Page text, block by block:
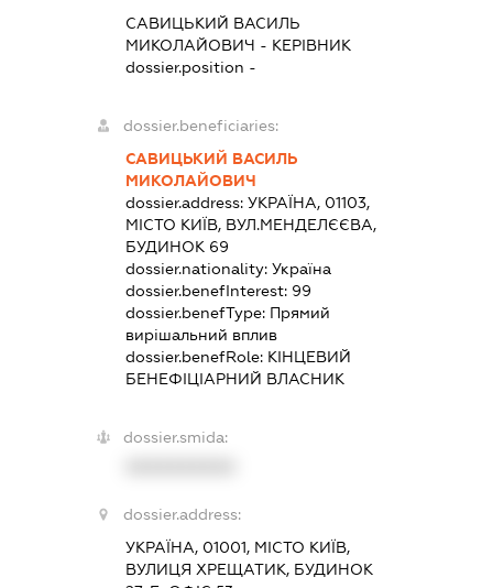
САВИЦЬКИЙ ВАСИЛЬ
МИКОЛАЙОВИЧ - КЕРІВНИК
dossier.position -
dossier.beneficiaries:
САВИЦЬКИЙ ВАСИЛЬ
МИКОЛАЙОВИЧ
dossier.address: УКРАЇНА, 01103,
МІСТО КИЇВ, ВУЛ.МЕНДЕЛЄЄВА,
БУДИНОК 69
dossier.nationality: Україна
dossier.benefInterest: 99
dossier.benefType: Прямий
вирішальний вплив
dossier.benefRole: КІНЦЕВИЙ
БЕНЕФІЦІАРНИЙ ВЛАСНИК
dossier.smida:
dossier.address:
УКРАЇНА, 01001, МІСТО КИЇВ,
ВУЛИЦЯ ХРЕЩАТИК, БУДИНОК